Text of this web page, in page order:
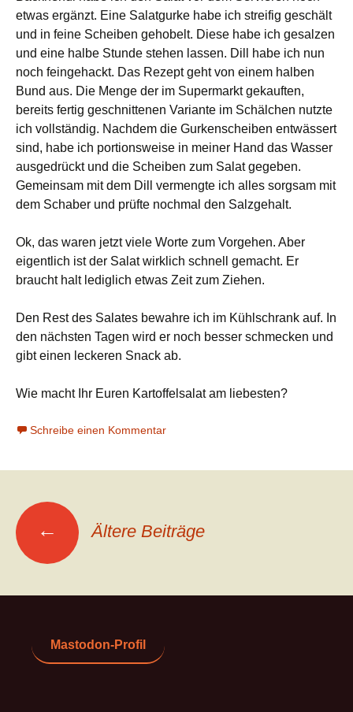
etwas ergänzt. Eine Salatgurke habe ich streifig geschält
und in feine Scheiben gehobelt. Diese habe ich gesalzen
und eine halbe Stunde stehen lassen. Dill habe ich nun
noch feingehackt. Das Rezept geht von einem halben
Bund aus. Die Menge der im Supermarkt gekauften,
bereits fertig geschnittenen Variante im Schälchen nutzte
ich vollständig. Nachdem die Gurkenscheiben entwässert
sind, habe ich portionsweise in meiner Hand das Wasser
ausgedrückt und die Scheiben zum Salat gegeben.
Gemeinsam mit dem Dill vermengte ich alles sorgsam mit
dem Schaber und prüfte nochmal den Salzgehalt.
Ok, das waren jetzt viele Worte zum Vorgehen. Aber
eigentlich ist der Salat wirklich schnell gemacht. Er
braucht halt lediglich etwas Zeit zum Ziehen.
Den Rest des Salates bewahre ich im Kühlschrank auf. In
den nächsten Tagen wird er noch besser schmecken und
gibt einen leckeren Snack ab.
Wie macht Ihr Euren Kartoffelsalat am liebesten?
Schreibe einen Kommentar
Beitragsnavigation
← Ältere Beiträge
Mastodon-Profil